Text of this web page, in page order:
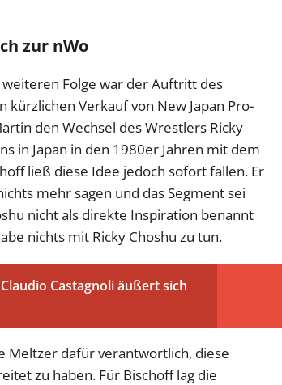
zur nWo
Folge war der Auftritt des
Verkauf von New Japan Pro-
den Wechsel des Wrestlers Ricky
in Japan in den 1980er Jahren mit dem
ließ diese Idee jedoch sofort fallen. Er
mehr sagen und das Segment sei
nicht als direkte Inspiration benannt
nichts mit Ricky Choshu zu tun.
Castagnoli äußert sich
Meltzer dafür verantwortlich, diese
zu haben. Für Bischoff lag die